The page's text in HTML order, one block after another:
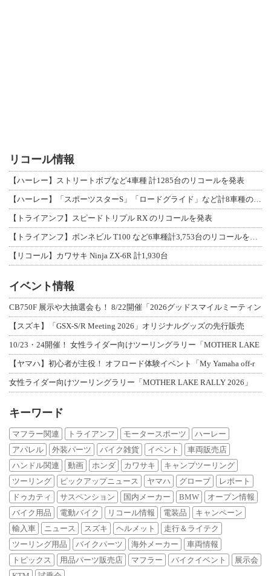
リコール情報
【ハーレー】ストリートボブなど4車種 計1285台のリコールを発表
【ハーレー】「スポーツスターS」「ロードグライド」など計8車種のリコールを発表
【トライアンフ】スピードトリプル RX のリコールを発表
【トライアンフ】ボンネビル T100 など6車種計3,753台のリコールを発表
【リコール】カワサキ Ninja ZX-6R 計1,930台
イベント情報
CB750F 展示や大抽選会も！ 8/22開催「2026グッドスマイルミーティン
【スズキ】「GSX-S/R Meeting 2026」オリジナルグッズの先行販売
10/23・24開催！ 女性ライダー向けツーリングラリー「MOTHER LAKE
【ヤマハ】初心者が主役！ オフロード体験イベント「My Yamaha off-r
女性ライダー向けツーリングラリー「MOTHER LAKE RALLY 2026」
キーワード
マフラー関連 トライアンフ モータースポーツ
ハーレー
アパレル
外装パーツ バイク雑貨 イベント
車両販売店
ハンドル関連
動画 ホンダ カワサキ
キャンプツーリング
ツーリング
ピックアップニュース ヤマハ グローブ
レポート
ドゥカティ
サスペンション 国内メーカー BMW
オープン情報
バイク用品
電動バイク リコール情報 電装品
キャンペーン
輸入車
ニュース スズキ ヘルメット
走行＆ライテク
ツーリング用品
バイクパーツ 海外メーカー
車両情報
トピックス
用品パーツ販売店 マフラー バイクイベント
展示会